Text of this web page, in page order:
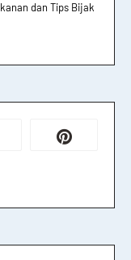
dan Tips Bijak